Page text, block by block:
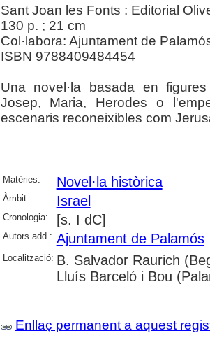
Sant Joan les Fonts : Editorial
130 p. ; 21 cm
Col·labora: Ajuntament de
ISBN 9788409484454
Una novel·la basada en
Josep, Maria, Herodes o
escenaris reconeixibles com
Matèries: Novel·la històrica
Àmbit: Israel
Cronologia: [s. I dC]
Autors add.: Ajuntament de Palamós
Localització: B. Salvador Raurich
Lluís Barceló i Bou
Enllaç permanent a aquest